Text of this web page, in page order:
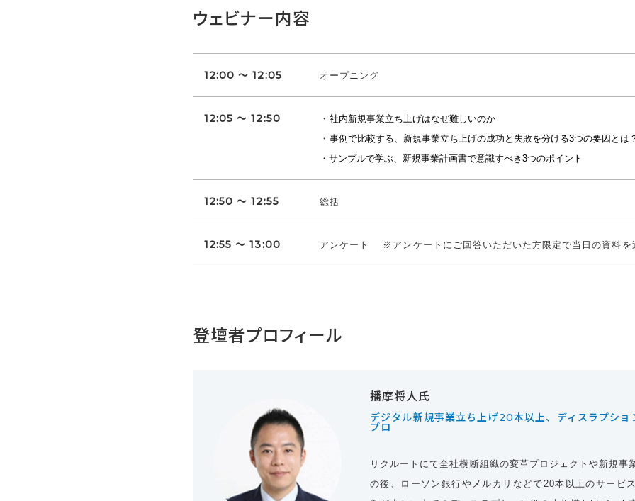
ウェビナー内容
12:00 ～ 12:05 オープニング
12:05 ～ 12:50 ・社内新規事業立ち上げはなぜ難しいのか
・事例で比較する、新規事業立ち上げの成功と失敗を分ける3つの要因とは
・サンプルで学ぶ、新規事業計画書で意識すべき3つのポイント
12:50 ～ 12:55 総括
12:55 ～ 13:00 アンケート ※アンケートにご回答いただいた方限定で当日の資料を
登壇者プロフィール
播摩将人氏
デジタル新規事業立ち上げ20本以上、ディスラプショ
プロ
リクルートにて全社横断組織の変革プロジェクトや新規事
の後、ローソン銀行やメルカリなどで20本以上のサービ